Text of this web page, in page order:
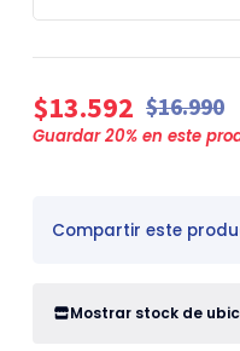
$13.592 $16.990
Guardar20% en este
Compartir este
Mostrar stock de